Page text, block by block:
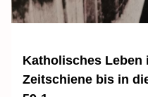
Katholisches Leben
Zeitschiene bis in